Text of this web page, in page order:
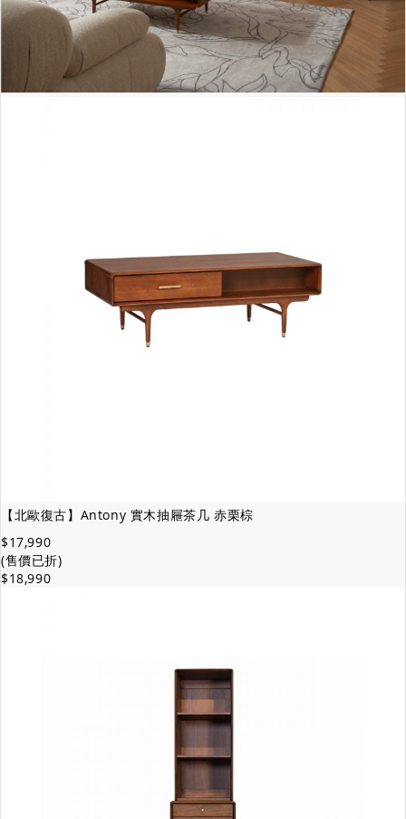
【北歐復古】Antony 實木抽屜茶几 赤栗棕
$17,990
(售價已折)
$18,990